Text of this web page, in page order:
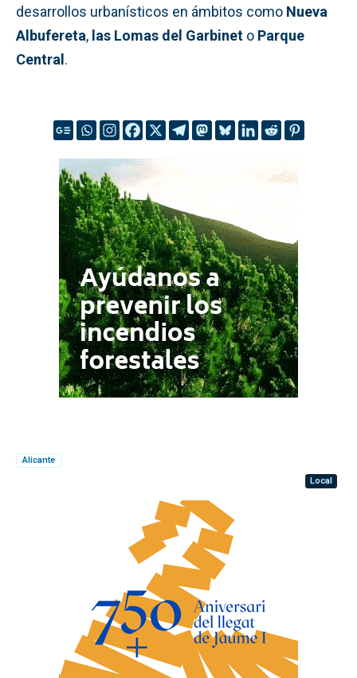
desarrollos urbanísticos en ámbitos como Nueva
Albufereta, las Lomas del Garbinet o Parque
Central.
Alicante
Local